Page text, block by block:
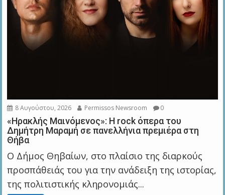
8 Αυγούστου, 2026 Permissos Newsroom 0
«Ηρακλής Μαινόμενος»: H rock όπερα του
Δημήτρη Μαραμή σε πανελλήνια πρεμιέρα στη
Θήβα
Ο Δήμος Θηβαίων, στο πλαίσιο της διαρκούς
προσπάθειάς του για την ανάδειξη της ιστορίας,
της πολιτιστικής κληρονομιάς...